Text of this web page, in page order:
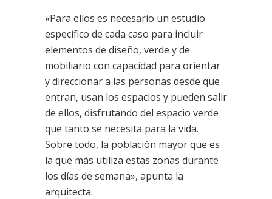
«Para ellos es necesario un estudio
específico de cada caso para incluir
elementos de diseño, verde y de
mobiliario con capacidad para orientar
y direccionar a las personas desde que
entran, usan los espacios y pueden salir
de ellos, disfrutando del espacio verde
que tanto se necesita para la vida.
Sobre todo, la población mayor que es
la que más utiliza estas zonas durante
los días de semana», apunta la
arquitecta.